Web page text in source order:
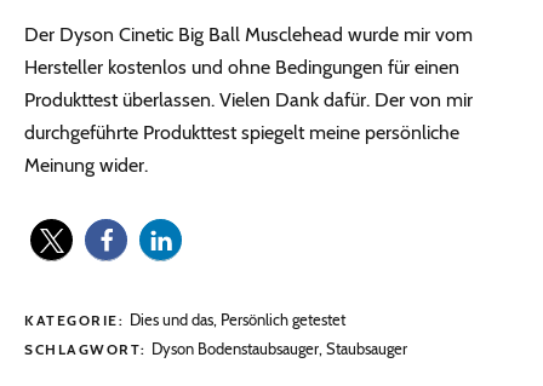
Der Dyson Cinetic Big Ball Musclehead wurde mir vom
Hersteller kostenlos und ohne Bedingungen für einen
Produkttest überlassen. Vielen Dank dafür. Der von mir
durchgeführte Produkttest spiegelt meine persönliche
Meinung wider.
KATEGORIE: Dies und das, Persönlich getestet
SCHLAGWORT: Dyson Bodenstaubsauger,Staubsauger